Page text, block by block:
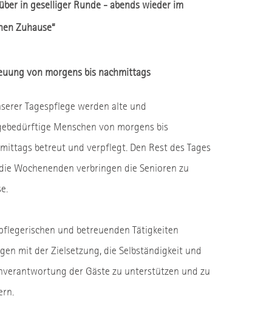
in geselliger Runde - abends wieder im
Zuhause“
von morgens bis nachmittags
Tagespflege werden alte und
Menschen von morgens bis
betreut und verpflegt. Den Rest des Tages
Wochenenden verbringen die Senioren zu
und betreuenden Tätigkeiten
mit der Zielsetzung, die Selbständigkeit und
der Gäste zu unterstützen und zu